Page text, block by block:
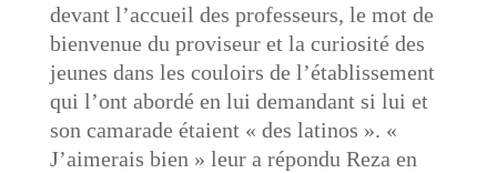
devant l’accueil des professeurs, le mot de
bienvenue du proviseur et la curiosité des
jeunes dans les couloirs de l’établissement
qui l’ont abordé en lui demandant si lui et
son camarade étaient « des latinos ». «
J’aimerais bien » leur a répondu Reza en